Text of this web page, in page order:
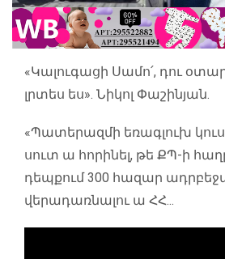
«Կալուգացի Սամո՛, դու
լրտես ես». Նիկոլ Փաշինյան.
«Պատերազմի եռագլուխ
սուտ ա հորինել, թե ՔՊ-ի
դեպքում 300 հազար
վերադառնալու ա ՀՀ...